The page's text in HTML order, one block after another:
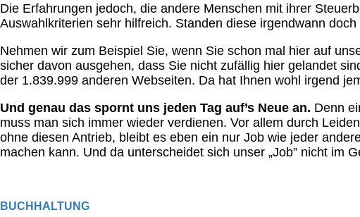
Die Erfahrungen jedoch, die andere Menschen mit ihrer
Auswahlkriterien sehr hilfreich. Standen diese irgendwann
Nehmen wir zum Beispiel Sie, wenn Sie schon mal hier auf
sicher davon ausgehen, dass Sie nicht zufällig hier gelandet
der 1.839.999 anderen Webseiten. Da hat Ihnen wohl irgend
Und genau das spornt uns jeden Tag auf’s Neue an. Denn
muss man sich immer wieder verdienen. Vor allem durch
ohne diesen Antrieb, bleibt es eben ein nur Job wie jeder
machen kann. Und da unterscheidet sich unser „Job” nicht im
BUCHHALTUNG